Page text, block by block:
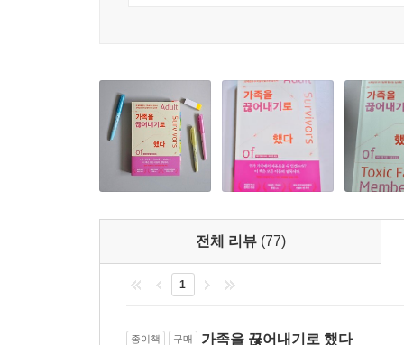
뚜껑을 열어야 거짓에 감춰진 진실을 들여다볼
안에 진실이 있고, 치유와 평온함도 있다. 그러면
--- p.144
내가 인생에 중대한 변화가 필요하고, 그걸 시작
겪은 후에야 마침내 경제적으로 독립하고, 홀로
여정이었지만 나는 해냈다.
사랑받을 수 없는 존재다’라는 근원적인 상처를
잡은 트라우마를 들여다보고, “그들이 주입한
단계별로 생존자가 겪은 애착 문제, 생존자의
불신하게 되는지 밝힌다. 이를 통해 생존자는 자
바꿀 수 있을지 파악할 수 있다.
“허락은 자신에게만 구하면 된다”
해로운 가족으로부터 경계선을 긋고 불필요한 죄
자립하는 길로 나아가는 마음가짐
해로운 가족이 주는 영향에서 벗어나 마음을 치
전체 리뷰 (77)
1
종이책 구매 가족을 끊어내기로 했다